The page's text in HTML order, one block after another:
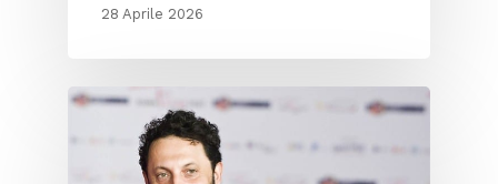
28 Aprile 2026